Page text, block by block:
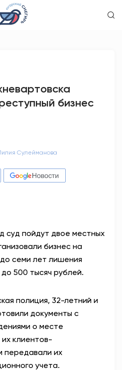
94,84
бизнес
Сулейманова
суд пойдут двое местных
бизнес на
семи лет лишения
500 тысяч рублей.
полиция, 32-летний и
документы с
о месте
клиентов-
передавали их
учета.